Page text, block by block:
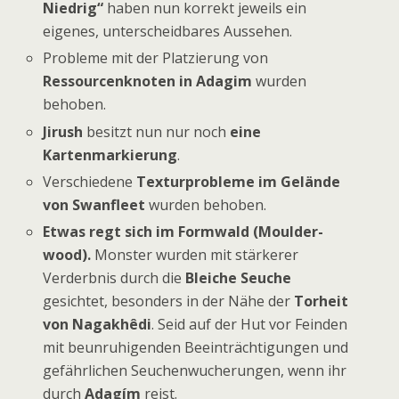
Niedrig“ haben nun korrekt jeweils ein
eigenes, unterscheidbares Aussehen.
Probleme mit der Platzierung von
Ressourcenknoten in Adagim wurden
behoben.
Jirush besitzt nun nur noch eine
Kartenmarkierung.
Verschiedene Texturprobleme im Gelände
von Swanfleet wurden behoben.
Etwas regt sich im Formwald (Moulder-
wood). Monster wurden mit stärkerer
Verderbnis durch die Bleiche Seuche
gesichtet, besonders in der Nähe der Torheit
von Nagakhêdi. Seid auf der Hut vor Feinden
mit beunruhigenden Beeinträchtigungen und
gefährlichen Seuchenwucherungen, wenn ihr
durchAdagím reist.